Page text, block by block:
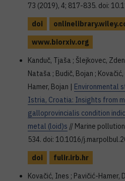
73 (2019), 4; 817-835. doi:
doi
www.biorxiv.org
Kanduč, Tjaša ; Šlejkovec,
Nataša ; Budič, Bojan ;
Hamer, Bojan | Environmental
Istria, Croatia: Insights from
galloprovincialis condition
metal (loid)s // Marine
534. doi: 10.1016/
doi
fulir.irb.hr
Kovačić, Ines ; Pavičić-Hamer,